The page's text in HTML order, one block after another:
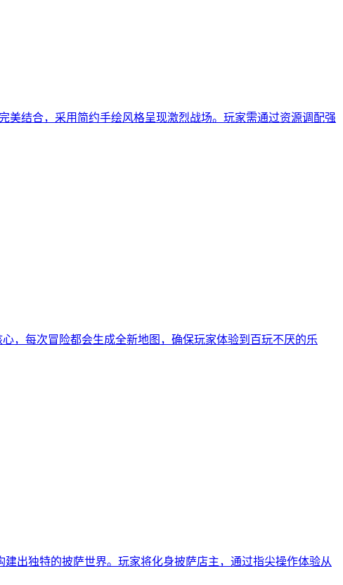
美结合，采用简约手绘风格呈现激烈战场。玩家需通过资源调配强
，每次冒险都会生成全新地图，确保玩家体验到百玩不厌的乐
出独特的披萨世界。玩家将化身披萨店主，通过指尖操作体验从